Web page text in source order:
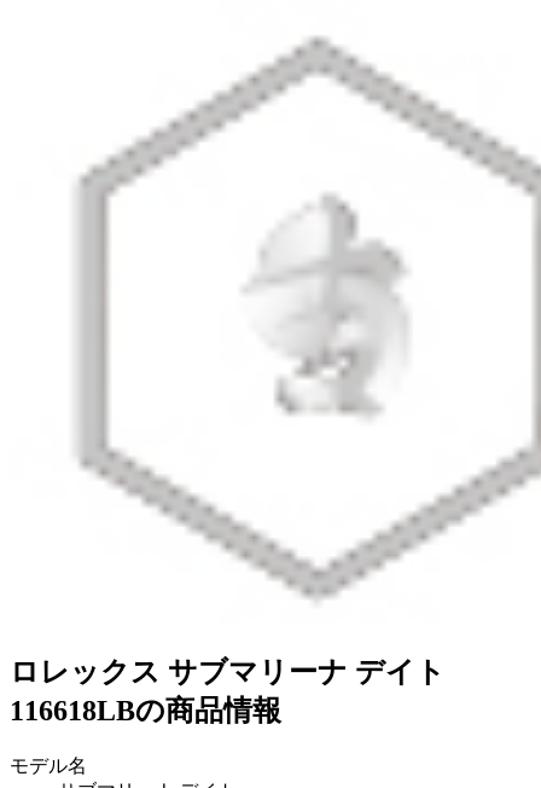
ロレックス サブマリーナ デイト
116618LBの商品情報
モデル名